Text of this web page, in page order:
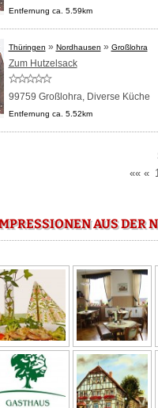
Entfernung ca. 5.59km
Thüringen » Nordhausen » Großlohra
Zum Hutzelsack
99759 Großlohra, Diverse Küche
Entfernung ca. 5.52km
«« «
AUS DER